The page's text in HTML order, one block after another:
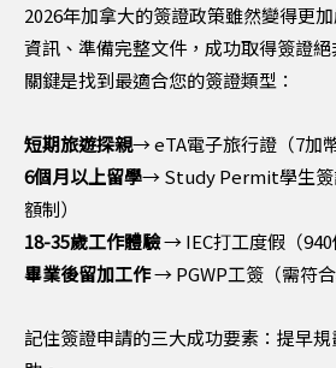
2026年加拿大的簽證政策雖然變得更
資訊、準備完整文件，成功取得簽證絕
關鍵是找到最適合您的簽證類型：
短期旅遊探親→ eTA電子旅行證（7加
6個月以上留學→ Study Permit學生簽
額制）
18-35歲工作體驗→ IEC打工度假（940
畢業後留加工作→ PGWP工簽（需符合
記住簽證申請的三大成功要素：提早